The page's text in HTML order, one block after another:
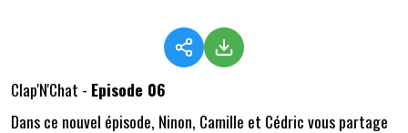
Clap'N'Chat - Episode 06
Dans ce nouvel épisode, Ninon, Camille et Cédric vous partage